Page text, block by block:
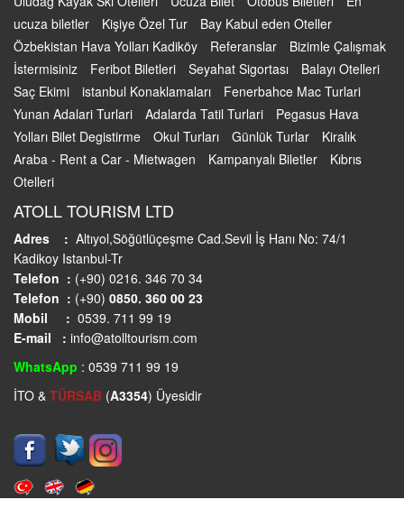
ucuza biletler
Kişiye Özel Tur
Bay Kabul eden Oteller
Özbekistan Hava Yolları Kadiköy
Referanslar
Bizimle Çalışmak
İstermisiniz
Feribot Biletleri Seyahat Sigortası
Balayı Otelleri
Saç Ekimi
istanbul Konaklamaları
Fenerbahce Mac Turlari
Yunan Adalari Turlari
Adalarda Tatil Turlari
Pegasus Hava
Yolları Bilet Degistirme
Okul Turları Günlük Turlar
Kiralık
Araba - Rent a Car - Mietwagen
Kampanyalı Biletler
Kıbrıs
Otelleri
ATOLL TOURISM LTD
Adres : Altıyol,Söğütlüçeşme Cad.Sevil İş Hanı No: 74/1
Kadikoy Istanbul-Tr
Telefon : (+90) 0216. 346 70 34
Telefon : (+90) 0850. 360 00 23
Mobil : 0539. 711 99 19
E-mail : info@atolltourism.com
WhatsApp : 0539 711 99 19
İTO & TÜRSAB (A3354) Üyesidir